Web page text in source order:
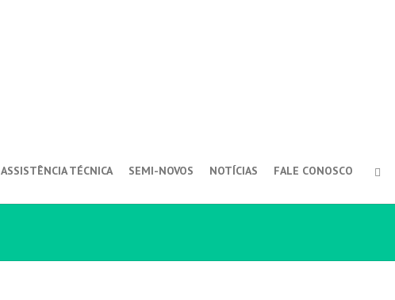
ASSISTÊNCIA TÉCNICA SEMI-NOVOS NOTÍCIAS FALE CONOSCO